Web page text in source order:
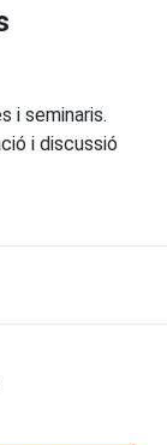
i seminaris.
i discussió